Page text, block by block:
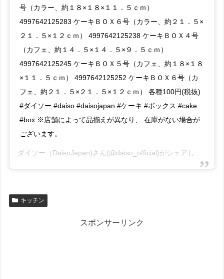
号（カラー、約１８×１８×１１．５ｃｍ）
4997642125283 ケーキＢＯＸ６号（カラー、約２１．５×
２１．５×１２ｃｍ） 4997642125238 ケーキＢＯＸ４号
（カフェ、約１４．５×１４．５×９．５ｃｍ）
4997642125245 ケーキＢＯＸ５号（カフェ、約１８×１８
×１１．５ｃｍ） 4997642125252 ケーキＢＯＸ６号（カ
フェ、約２１．５×２１．５×１２ｃｍ） 各種100円(税抜)
#ダイソー #daiso #daisojapan #ケーキ #ボックス #cake
#box ※店舗によって品揃えが異なり、 在庫がない場合が
ございます。
ダイソー（DaisoJapan)さん(@daiso_official)がシェアした投稿 –
キッチン
スポンサーリンク